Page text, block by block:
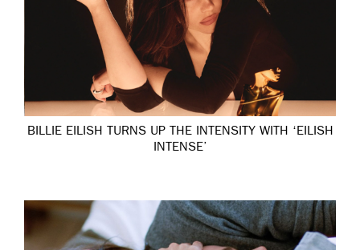
BILLIE EILISH TURNS UP THE INTENSITY WITH ‘EILISH
INTENSE’